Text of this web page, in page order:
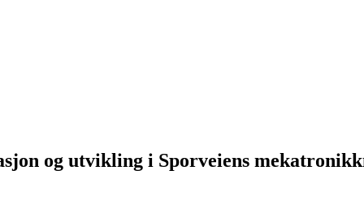
og utvikling i Sporveiens